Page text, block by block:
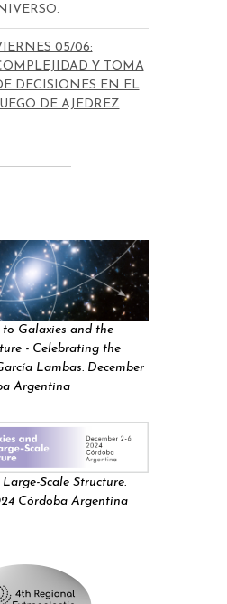
05/06:
Y TOMA
DECISIONES EN EL
DE AJEDREZ
Galaxies and the
- Celebrating the
Lambas. December
Argentina
Scale Structure.
Córdoba Argentina